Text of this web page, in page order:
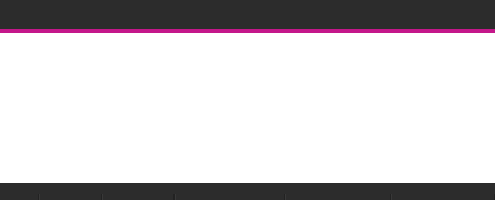
steigen
mit Kameras sollen bereits im September erscheinen
2. Quartal